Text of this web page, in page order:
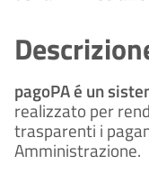
pagoPA é un
realizzato per
trasparenti i
Amministrazione.